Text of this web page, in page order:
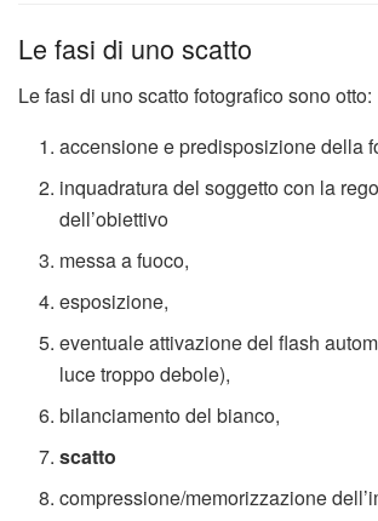
Le fasi di uno scatto
Le fasi di uno scatto fotografico sono otto:
accensione e predisposizione della
inquadratura del soggetto con la
dell’obiettivo
messa a fuoco,
esposizione,
eventuale attivazione del flash
luce troppo debole),
bilanciamento del bianco,
scatto
compressione/memorizzazione